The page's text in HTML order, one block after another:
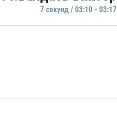
7 секунд / 03:10 - 03:17